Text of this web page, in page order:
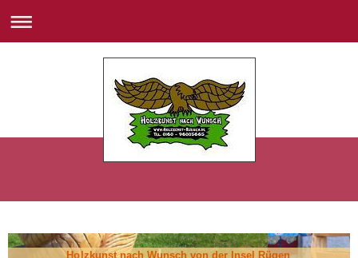
Holzkunst nach Wunsch von der Insel Rügen